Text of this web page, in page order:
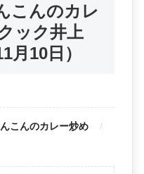
こんのカレ
ック井上
月10日）
こんのカレー炒め